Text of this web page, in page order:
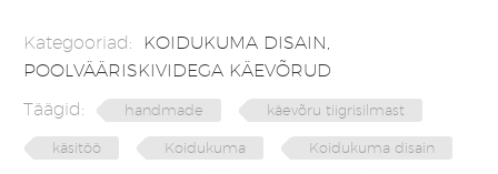
Kategooriad: KOIDUKUMA DISAIN
POOLVÄÄRISKIVIDEGA KÄEVÕRUD
Täägid:
handmade käevõru tiigrisilmast
käsitöö Koidukuma Koidukuma disain